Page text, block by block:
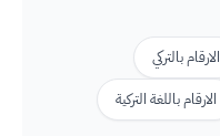
الارقام بالتركي
الارقام باللغة التركية